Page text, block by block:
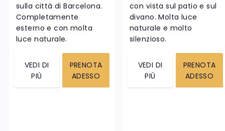
sulla città di Barcelona.
Completamente
esterno e con molta
luce naturale.
VEDI DI
PIÙ
PRENOTA
ADESSO
con vista sul patio e sul
divano. Molta luce
naturale e molto
silenzioso.
VEDI DI
PIÙ
PRENOTA
ADESSO